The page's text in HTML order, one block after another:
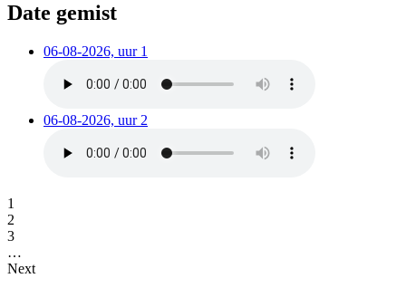
Date gemist
06-08-2026, uur 1
06-08-2026, uur 2
1
2
3
…
Next